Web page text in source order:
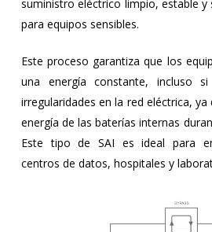
suministro eléctrico limpio, estable y
para equipos sensibles.
Este proceso garantiza que los
una energía constante, incluso
irregularidades en la red eléctrica,
energía de las baterías internas
Este tipo de SAI es ideal para
centros de datos, hospitales y